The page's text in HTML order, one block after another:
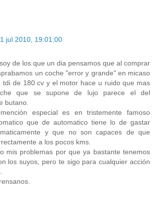
jul 2010, 19:01:00
de los que un dia pensamos que al comprar
un coche "error y grande" en micaso
tdi de 180 cv y el motor hace u ruido que mas
que se supone de lujo parece el del
butano.
especial es en tristemente famoso
que de automatico tiene lo de gastar
y que no son capaces de que
a los pocos kms.
mis problemas por que ya bastante tenemos
los suyos, pero te sigo para cualquier acción